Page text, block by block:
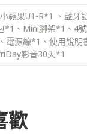
蘋果U1-R*1 、藍牙
*1、Mini腳架*1、4
電源線*1、使用說明
影音30天*1
歡